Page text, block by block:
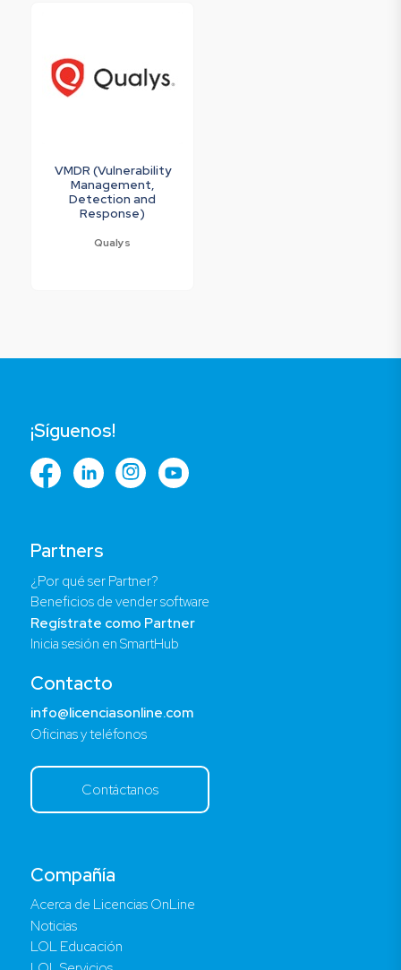
VMDR (Vulnerability
Management,
Detection and
Response)
Qualys
Compañía
Acerca de Licencias OnLine
Noticias
LOL Educación
Partners
¿Por qué ser Partner?
Beneficios de vender software
Regístrate como Partner
Inicia sesión en SmartHub
Contacto
info@licenciasonline.com
Oficinas y teléfonos
Contáctanos
¡Síguenos!